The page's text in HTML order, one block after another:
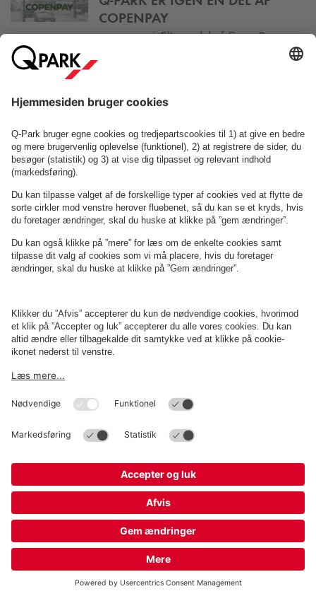
COPENPAY
23-06-2026|Bliv en del af CopenPay og
OmQ-Park
Erhverv
Betingelser og politikker
Cookieindstillinger
Operations Denmark A/S